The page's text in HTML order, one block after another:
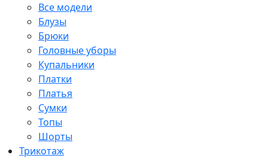
Все модели
Блузы
Брюки
Головные уборы
Купальники
Платки
Платья
Сумки
Топы
Шорты
Трикотаж